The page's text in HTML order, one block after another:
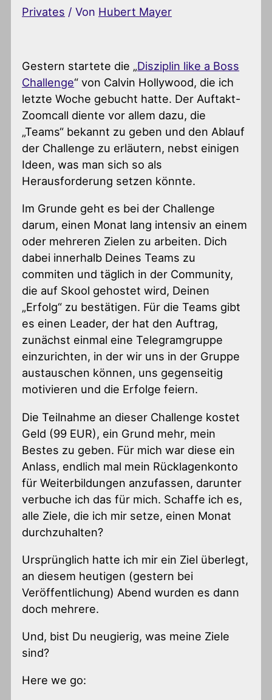
Privates / Von Hubert Mayer
Gestern startete die „Disziplin like a Boss
Challenge“ von Calvin Hollywood, die ich
letzte Woche gebucht hatte. Der Auftakt-
Zoomcall diente vor allem dazu, die
„Teams“ bekannt zu geben und den Ablauf
der Challenge zu erläutern, nebst einigen
Ideen, was man sich so als
Herausforderung setzen könnte.
Im Grunde geht es bei der Challenge
darum, einen Monat lang intensiv an einem
oder mehreren Zielen zu arbeiten. Dich
dabei innerhalb Deines Teams zu
commiten und täglich in der Community,
die auf Skool gehostet wird, Deinen
„Erfolg“ zu bestätigen. Für die Teams gibt
es einen Leader, der hat den Auftrag,
zunächst einmal eine Telegramgruppe
einzurichten, in der wir uns in der Gruppe
austauschen können, uns gegenseitig
motivieren und die Erfolge feiern.
Die Teilnahme an dieser Challenge kostet
Geld (99 EUR), ein Grund mehr, mein
Bestes zu geben. Für mich war diese ein
Anlass, endlich mal mein Rücklagenkonto
für Weiterbildungen anzufassen, darunter
verbuche ich das für mich. Schaffe ich es,
alle Ziele, die ich mir setze, einen Monat
durchzuhalten?
Ursprünglich hatte ich mir ein Ziel überlegt,
an diesem heutigen (gestern bei
Veröffentlichung) Abend wurden es dann
doch mehrere.
Und, bist Du neugierig, was meine Ziele
sind?
Here we go: